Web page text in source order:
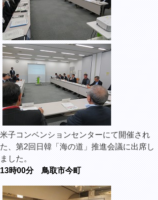
米子コンベンションセンターにて開催され
た、第2回日韓「海の道」推進会議に出席し
ました。
13時00分 鳥取市今町